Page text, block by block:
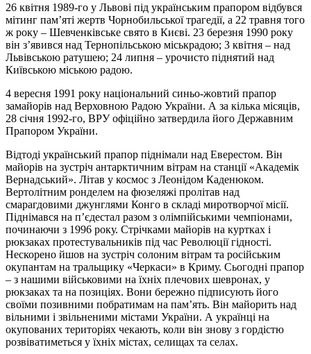
26 квітня 1989-го у Львові під українським прапором відбувся
мітинг пам’яті жертв Чорнобильської трагедії, а 22 травня того
ж року – Шевченківське свято в Києві. 23 березня 1990 року
він з’явився над Тернопільською міськрадою; 3 квітня – над
Львівською ратушею; 24 липня – урочисто піднятий над
Київською міською радою.
4 вересня 1991 року національний синьо-жовтий прапор
замайорів над Верховною Радою України. А за кілька місяців,
28 січня 1992-го, ВРУ офіційно затвердила його Державним
Прапором України.
Відтоді український прапор піднімали над Еверестом. Він
майорів на зустріч антарктичним вітрам на станції «Академік
Вернадський». Літав у космос з Леонідом Каденюком.
Вертолітним ронделем на фюзеляжі пролітав над
смарагдовими джунглями Конго в складі миротворчої місії.
Піднімався на п’єдестал разом з олімпійськими чемпіонами,
починаючи з 1996 року. Стрічками майорів на куртках і
рюкзаках протестувальників під час Революції гідності.
Нескорено йшов на зустріч солоним вітрам та російським
окупантам на тральщику «Черкаси» в Криму. Сьогодні прапор
– з нашими військовими на їхніх плечових шевронах, у
рюкзаках та на позиціях. Вони бережно підписують його
своїми позивними побратимам на пам’ять. Він майорить над
вільними і звільненими містами України. А українці на
окупованих територіях чекають, коли він знову з гордістю
розвіватиметься у їхніх містах, селищах та селах.